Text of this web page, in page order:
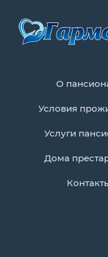
О
Условия
Услуги
Дома